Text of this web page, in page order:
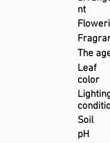
nt
The
Leaf
color
Soil
pH